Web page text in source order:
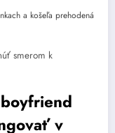
a košeľa prehodená
smerom k
v